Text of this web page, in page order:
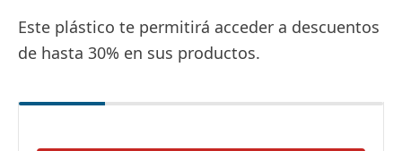
Este plástico te permitirá acceder a descuentos
de hasta 30% en sus productos.